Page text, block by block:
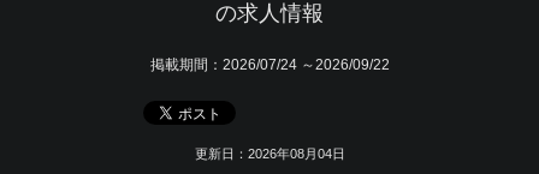
の求人情報
掲載期間： 2026/07/24 ～2026/09/22
更新日：2026年08月04日